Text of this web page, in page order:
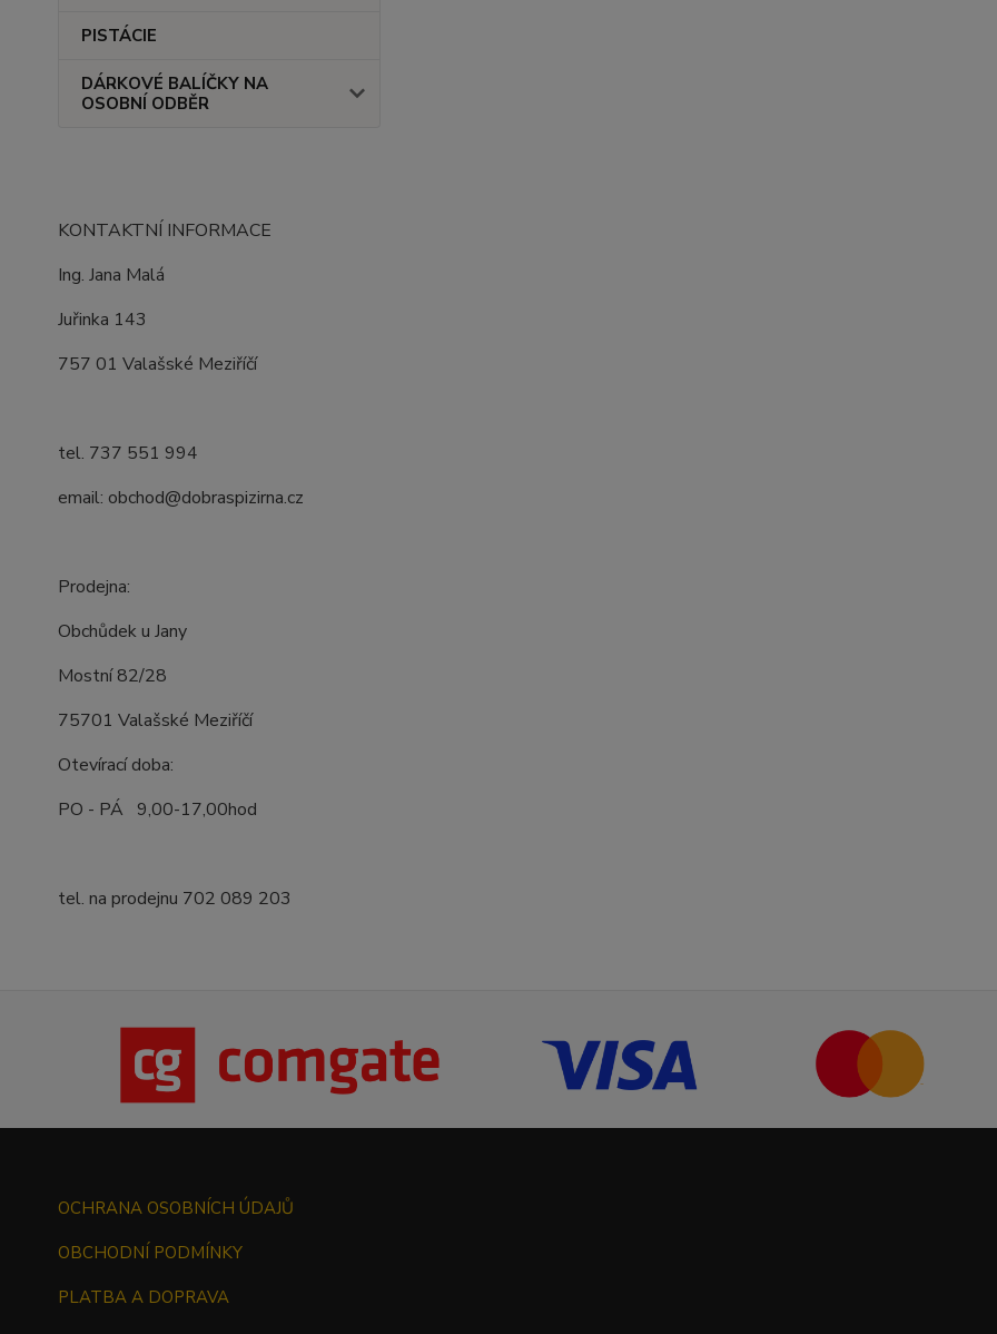
PISTÁCIE
DÁRKOVÉ BALÍČKY NA
OSOBNÍ ODBĚR
KONTAKTNÍ INFORMACE
Ing. Jana Malá
Juřinka 143
757 01 Valašské Meziříčí
tel. 737 551 994
email: obchod@dobraspizirna.cz
Prodejna:
Obchůdek u Jany
Mostní 82/28
75701 Valašské Meziříčí
Otevírací doba:
PO - PÁ 9,00-17,00hod
tel. na prodejnu 702 089 203
OCHRANA OSOBNÍCH ÚDAJŮ
OBCHODNÍ PODMÍNKY
PLATBA A DOPRAVA